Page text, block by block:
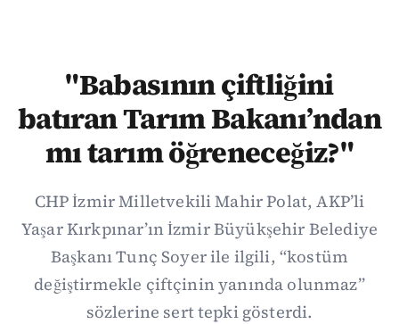
"Babasının çiftliğini
batıran Tarım Bakanı’ndan
mı tarım öğreneceğiz?"
CHP İzmir Milletvekili Mahir Polat, AKP’li
Yaşar Kırkpınar’ın İzmir Büyükşehir Belediye
Başkanı Tunç Soyer ile ilgili, “kostüm
değiştirmekle çiftçinin yanında olunmaz”
sözlerine sert tepki gösterdi.